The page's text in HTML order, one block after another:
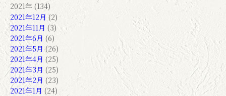
2021年 (134)
2021年12月 (2)
2021年11月 (3)
2021年6月 (6)
2021年5月 (26)
2021年4月 (25)
2021年3月 (25)
2021年2月 (23)
2021年1月 (24)